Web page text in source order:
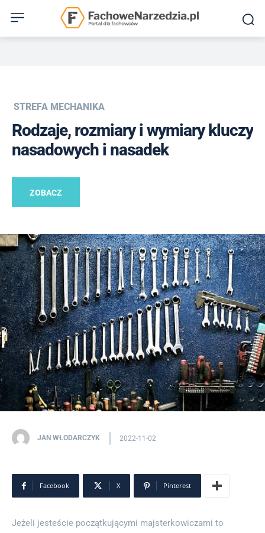
STREFA MECHANIKA
Rodzaje, rozmiary i wymiary kluczy
nasadowych i nasadek
ZOBACZ
JAN WŁODARCZYK 2022-11-02
Facebook X Pinterest
Jeżeli jesteście początkującymi majsterkowiczami to